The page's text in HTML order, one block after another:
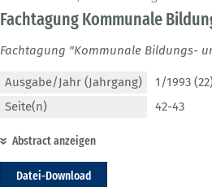
Fachtagung Kommunale
Fachtagung "Kommunale Bildungs-
Ausgabe/Jahr (Jahrgang)
1/1993
Seite(n)
42-43
Abstract anzeigen
Datei-Download